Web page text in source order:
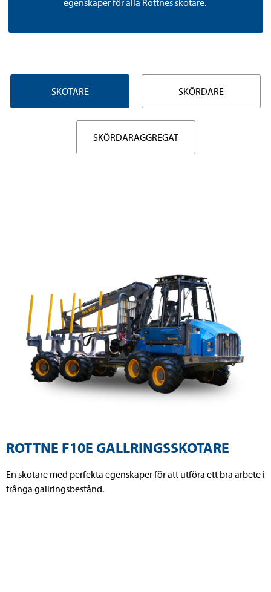
egenskaper för alla Rottnes skotare.
SKOTARE SKÖRDARE
SKÖRDARAGGREGAT
ROTTNE F10E GALLRINGSSKOTARE
En skotare med perfekta egenskaper för att utföra ett bra arbete i
trånga gallringsbestånd.